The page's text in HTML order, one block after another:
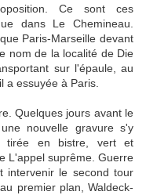
Ce sont ces
dans Le Chemineau.
Paris-Marseille devant
nom de la localité de Die
sur l'épaule, au
a essuyée à Paris.
Quelques jours avant le
nouvelle gravure s'y
tirée en bistre, vert et
L'appel suprême. Guerre
intervenir le second tour
premier plan, Waldeck-